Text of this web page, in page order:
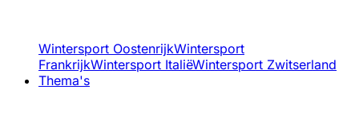
Wintersport OostenrijkWintersport
FrankrijkWintersport ItaliëWintersport Zwitserland
Thema's